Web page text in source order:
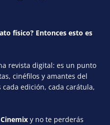
físico? Entonces esto es
revista digital: es un punto
cinéfilos y amantes del
edición, cada carátula,
y no te perderás